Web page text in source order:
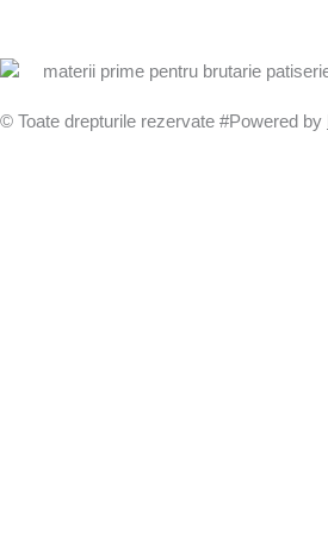
© Toate drepturile rezervate #Powered by